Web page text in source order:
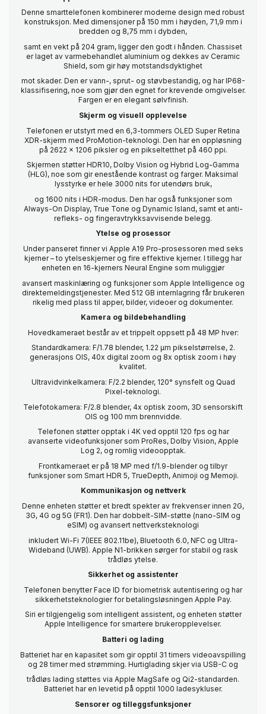
Denne smarttelefonen kombinerer moderne design med robust
konstruksjon. Med dimensjoner på 150 mm i høyden, 71,9 mm i
bredden og 8,75 mm i dybden,
samt en vekt på 204 gram, ligger den godt i hånden. Chassiset
er laget av varmebehandlet aluminium og dekkes av Ceramic
Shield, som gir høy motstandsdyktighet
mot skader. Den er vann-, sprut- og støvbestandig, og har IP68-
klassifisering, noe som gjør den egnet for krevende omgivelser.
Fargen er en elegant sølvfinish.
Skjerm og visuell opplevelse
Telefonen er utstyrt med en 6,3-tommers OLED Super Retina
XDR-skjerm med ProMotion-teknologi. Den har en oppløsning
på 2622 x 1206 piksler og en pikseltetthet på 460 ppi.
Skjermen støtter HDR10, Dolby Vision og Hybrid Log-Gamma
(HLG), noe som gir enestående kontrast og farger. Maksimal
lysstyrke er hele 3000 nits for utendørs bruk,
og 1600 nits i HDR-modus. Den har også funksjoner som
Always-On Display, True Tone og Dynamic Island, samt et anti-
refleks- og fingeravtrykksavvisende belegg.
Ytelse og prosessor
Under panseret finner vi Apple A19 Pro-prosessoren med seks
kjerner – to ytelseskjerner og fire effektive kjerner. I tillegg har
enheten en 16-kjerners Neural Engine som muliggjør
avansert maskinlæring og funksjoner som Apple Intelligence og
direktemeldingstjenester. Med 512 GB internlagring får brukeren
rikelig med plass til apper, bilder, videoer og dokumenter.
Kamera og bildebehandling
Hovedkameraet består av et trippelt oppsett på 48 MP hver:
Standardkamera: F/1.78 blender, 1.22 µm pikselstørrelse, 2.
generasjons OIS, 40x digital zoom og 8x optisk zoom i høy
kvalitet.
Ultravidvinkelkamera: F/2.2 blender, 120° synsfelt og Quad
Pixel-teknologi.
Telefotokamera: F/2.8 blender, 4x optisk zoom, 3D sensorskift
OIS og 100 mm brennvidde.
Telefonen støtter opptak i 4K ved opptil 120 fps og har
avanserte videofunksjoner som ProRes, Dolby Vision, Apple
Log 2, og romlig videoopptak.
Frontkameraet er på 18 MP med f/1.9-blender og tilbyr
funksjoner som Smart HDR 5, TrueDepth, Animoji og Memoji.
Kommunikasjon og nettverk
Denne enheten støtter et bredt spekter av frekvenser innen 2G,
3G, 4G og 5G (FR1). Den har dobbelt-SIM-støtte (nano-SIM og
eSIM) og avansert nettverksteknologi
inkludert Wi-Fi 7(IEEE 802.11be), Bluetooth 6.0, NFC og Ultra-
Wideband (UWB). Apple N1-brikken sørger for stabil og rask
trådløs ytelse.
Sikkerhet og assistenter
Telefonen benytter Face ID for biometrisk autentisering og har
sikkerhetsteknologier for betalingsløsningen Apple Pay.
Siri er tilgjengelig som intelligent assistent, og enheten støtter
Apple Intelligence for smartere brukeropplevelser.
Batteri og lading
Batteriet har en kapasitet som gir opptil 31 timers videoavspilling
og 28 timer med strømming. Hurtiglading skjer via USB-C og
trådløs lading støttes via Apple MagSafe og Qi2-standarden.
Batteriet har en levetid på opptil 1000 ladesykluser.
Sensorer og tilleggsfunksjoner